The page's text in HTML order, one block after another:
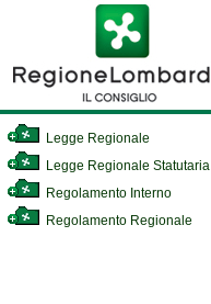
Legge Regionale
Legge Regionale Statutaria
Regolamento Interno
Regolamento Regionale